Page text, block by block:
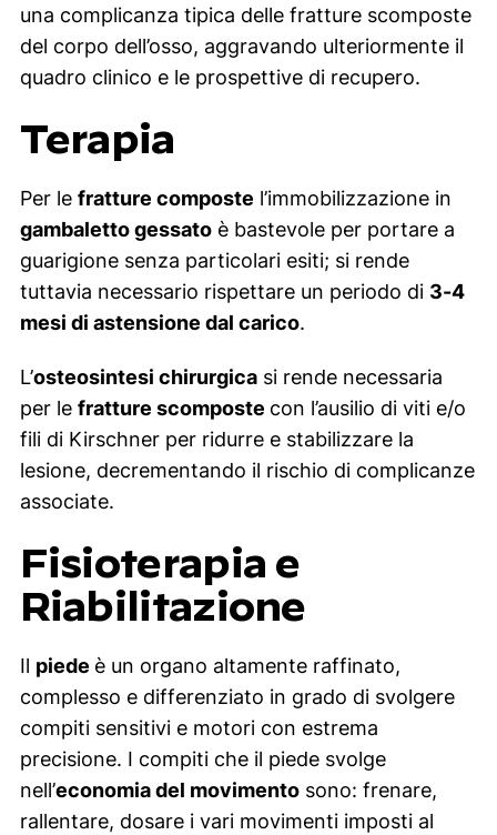
una complicanza tipica delle fratture scomposte
del corpo dell’osso, aggravando ulteriormente il
quadro clinico e le prospettive di recupero.
Terapia
Per le fratture composte l’immobilizzazione in
gambaletto gessatoè bastevole per portare a
guarigione senza particolari esiti; si rende
tuttavia necessario rispettare un periodo di 3-4
mesi di astensione dal carico.
L’osteosintesi chirurgicasi rende necessaria
per le fratture scomposte con l’ausilio di viti e/o
fili di Kirschner per ridurre e stabilizzare la
lesione, decrementando il rischio di complicanze
associate.
Fisioterapia e
Riabilitazione
Il piede è un organo altamente raffinato,
complesso e differenziato in grado di svolgere
compiti sensitivi e motori con estrema
precisione. I compiti che il piede svolge
nell’economia del movimentosono: frenare,
rallentare, dosare i vari movimenti imposti al